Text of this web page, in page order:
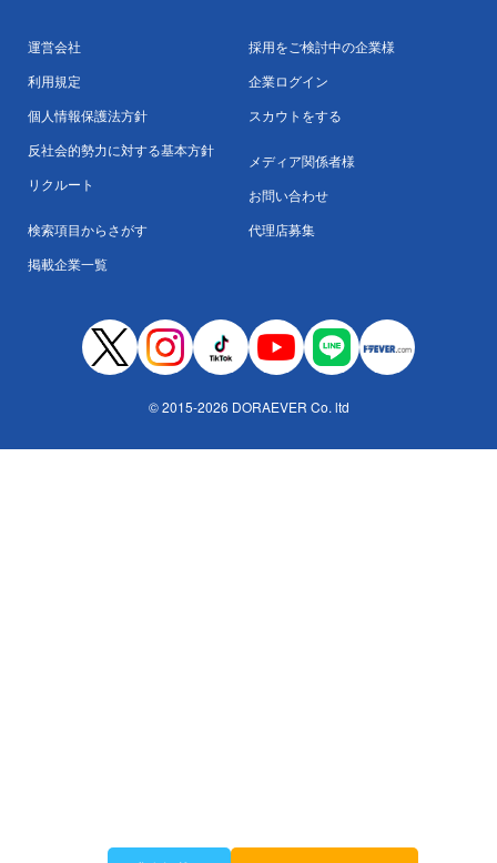
運営会社
利用規定
個人情報保護法方針
反社会的勢力に対する基本方針
リクルート
検索項目からさがす
掲載企業一覧
採用をご検討中の企業様
企業ログイン
スカウトをする
メディア関係者様
お問い合わせ
代理店募集
© 2015-2026 DORAEVER Co. ltd